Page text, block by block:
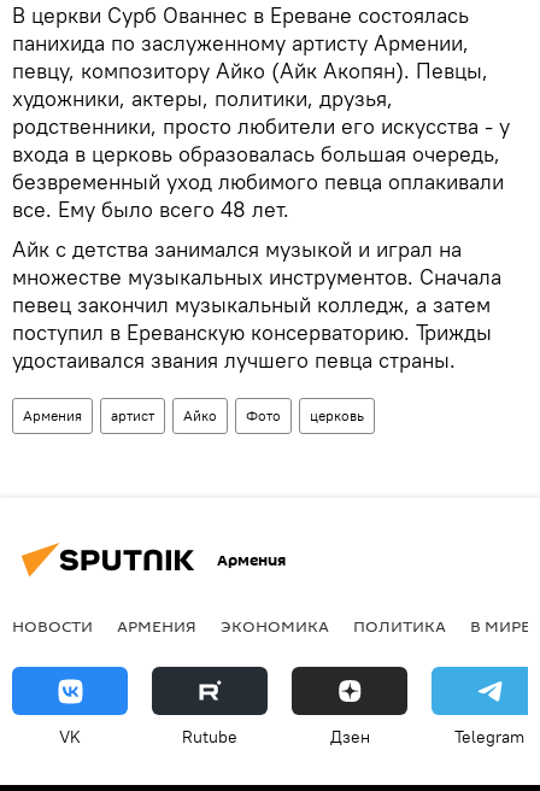
В церкви Сурб Ованнес в Ереване состоялась
панихида по заслуженному артисту Армении,
певцу, композитору Айко (Айк Акопян). Певцы,
художники, актеры, политики, друзья,
родственники, просто любители его искусства - у
входа в церковь образовалась большая очередь,
безвременный уход любимого певца оплакивали
все. Ему было всего 48 лет.
Айк с детства занимался музыкой и играл на
множестве музыкальных инструментов. Сначала
певец закончил музыкальный колледж, а затем
поступил в Ереванскую консерваторию. Трижды
удостаивался звания лучшего певца страны.
Армения артист Айко Фото церковь
Армения
НОВОСТИ АРМЕНИЯ ЭКОНОМИКА ПОЛИТИКА В МИРЕ
VK Rutube Дзен Telegram